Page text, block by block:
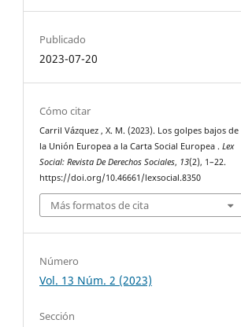
Publicado
2023-07-20
Cómo citar
Carril Vázquez , X. M. (2023). Los golpes bajos de
la Unión Europea a la Carta Social Europea .Lex
Social: Revista De Derechos Sociales, 13(2), 1–22.
https://doi.org/10.46661/lexsocial.8350
Más formatos de cita
Número
Vol. 13 Núm. 2 (2023)
Sección